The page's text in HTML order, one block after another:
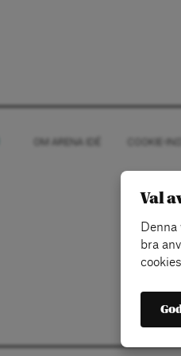
OM ARENA IDÉ COOKIE-
Val
Denna
bra